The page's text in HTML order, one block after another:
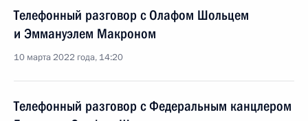
Телефонный разговор с Олафом Шольцем
и Эммануэлем Макроном
10 марта 2022 года, 14:20
Телефонный разговор с Федеральным канцлером